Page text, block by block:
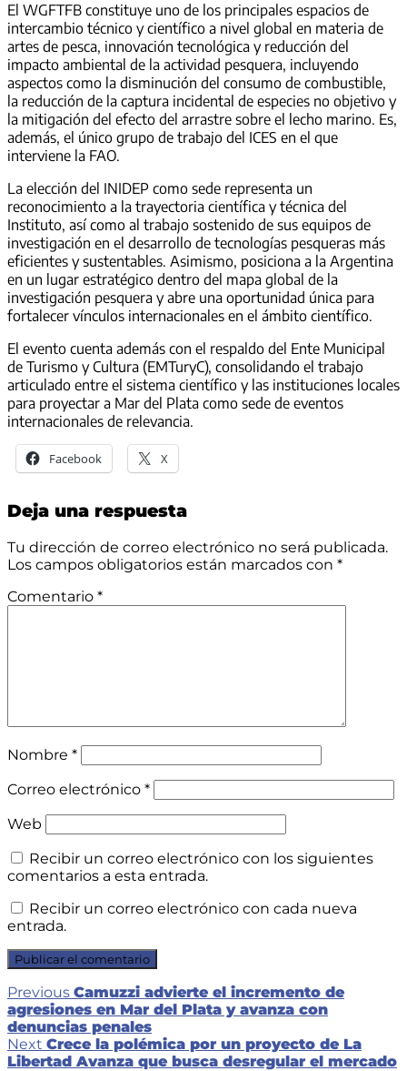
El WGFTFB constituye uno de los principales espacios de
intercambio técnico y científico a nivel global en materia de
artes de pesca, innovación tecnológica y reducción del
impacto ambiental de la actividad pesquera, incluyendo
aspectos como la disminución del consumo de combustible,
la reducción de la captura incidental de especies no objetivo y
la mitigación del efecto del arrastre sobre el lecho marino. Es,
además, el único grupo de trabajo del ICES en el que
interviene la FAO.
La elección del INIDEP como sede representa un
reconocimiento a la trayectoria científica y técnica del
Instituto, así como al trabajo sostenido de sus equipos de
investigación en el desarrollo de tecnologías pesqueras más
eficientes y sustentables. Asimismo, posiciona a la Argentina
en un lugar estratégico dentro del mapa global de la
investigación pesquera y abre una oportunidad única para
fortalecer vínculos internacionales en el ámbito científico.
El evento cuenta además con el respaldo del Ente Municipal
de Turismo y Cultura (EMTuryC), consolidando el trabajo
articulado entre el sistema científico y las instituciones locales
para proyectar a Mar del Plata como sede de eventos
internacionales de relevancia.
Facebook X
Deja una respuesta
Tu dirección de correo electrónico no será publicada.
Los campos obligatorios están marcados con *
Comentario *
Nombre *
Correo electrónico *
Web
Recibir un correo electrónico con los siguientes
comentarios a esta entrada.
Recibir un correo electrónico con cada nueva
entrada.
Navegación
de
entradas
Previous Previous
post:
Camuzzi advierte el incremento de
agresiones en Mar del Plata y avanza con
denuncias penales
Next Next
post:
Crece la polémica por un proyecto de La
Libertad Avanza que busca desregular el mercado